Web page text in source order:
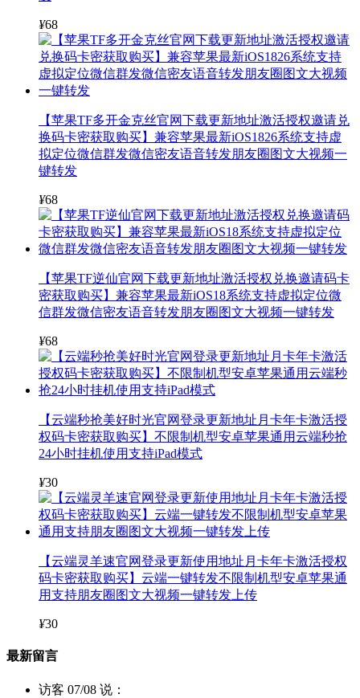
¥68
【苹果TF多开金克丝官网下载更新地址激活授权邀请兑
换码卡密获取购买】兼容苹果最新iOS1826系统支持虚
拟定位微信群发微信密友语音转发朋友圈图文大视频一
键转发
¥68
【苹果TF逆仙官网下载更新地址激活授权兑换邀请码卡
密获取购买】兼容苹果最新iOS18系统支持虚拟定位微
信群发微信密友语音转发朋友圈图文大视频一键转发
¥68
【云端秒抢美好时光官网登录更新地址月卡年卡激活授
权码卡密获取购买】不限制机型安卓苹果通用云端秒抢
24小时挂机使用支持iPad模式
¥30
【云端灵羊速官网登录更新使用地址月卡年卡激活授权
码卡密获取购买】云端一键转发不限制机型安卓苹果通
用支持朋友圈图文大视频一键转发上传
¥30
最新留言
访客 07/08 说：